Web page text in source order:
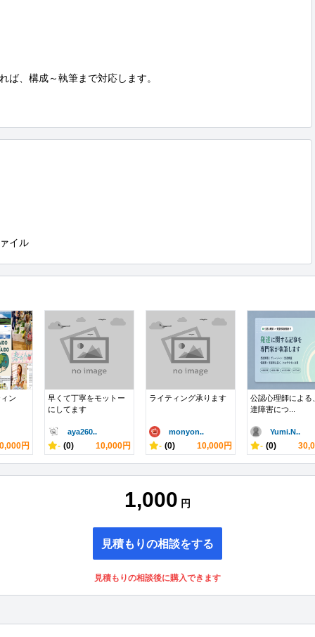
ば、構成～執筆まで対応します。
イル
ン
円
早くて丁寧をモットー
にしてます
aya260..
- (0) 10,000円
ライティング承ります
monyon..
- (0) 10,000円
公認心理師による
達障害につ...
Yumi.N..
- (0)
1,000 円
見積もりの相談をする
見積もりの相談後に購入できます